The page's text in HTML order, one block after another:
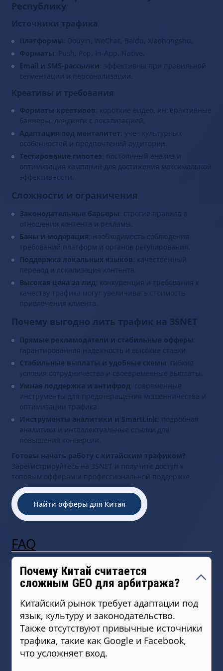
Республику
Источники трафика
Платформы: Douyin, WeChat, Baidu, Xiaohongshu.
Форматы: Push, Pop, In-App, Native.
Email и SMS-рассылки: эффективны при правильной
сегментации и персонализации.
Креативы и требования
Форматы креативов: короткие видео, интерактивные
баннеры, лендинги с локализацией.
Адаптация под менталитет: учет культурных
особенностей и предпочтений аудитории.
Тестирование гипотез: постоянный анализ и
оптимизация кампаний для достижения максимальной
эффективности.
Сложности и ограничения
Законодательные барьеры: строгие правила в
отношении контента и рекламы.
Баны и модерация: необходимость соблюдения
требований платформ и органов регулирования.
Поддержка локальных языков: качественный
перевод и локализация контента.
Высокая цена за лид: конкуренция и требования к
качеству трафика могут увеличивать стоимость
привлечения клиента.
Почему выгодно лить трафик на 3SNET
Прямые рекламодатели и стабильные офферы:
гарантированная надежность и высокие ставки.
Стабильные выплаты и удобные схемы: гибкие
условия сотрудничества и своевременные выплаты.
Умная поддержка и антифрод: современные
инструменты для предотвращения мошенничества и
оптимизации трафика.
Инструменты аналитики и SmartLink: подробная
аналитика и интеллектуальные ссылки для
повышения конверсии.
Готовы начать работу с китайским трафиком?
Зарегистрируйтесь на 3SNET и получите доступ к
топовым офферам и профессиональной поддержке.
Найти офферы для Китая
FAQ
Почему Китай считается
сложным GEO для арбитража?
Китайский рынок требует адаптации под
язык, культуру и законодательство.
Также отсутствуют привычные источники
трафика, такие как Google и Facebook,
что усложняет вход.